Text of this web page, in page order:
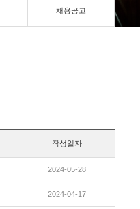
채용공고
작성일자
2024-05-28
2024-04-17